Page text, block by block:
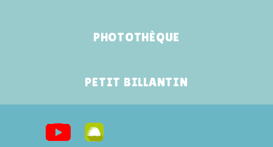
PHOTOTHÈQUE
PETIT BILLANTIN